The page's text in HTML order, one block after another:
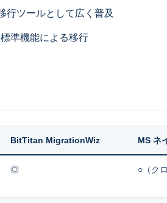
行ツールとして広く普及
準機能による移行
BitTitan MigrationWiz MS ネ
◎ ○（ク